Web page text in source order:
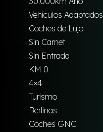
Vehículos Adaptados
Coches de Lujo
Sin Carnet
Sin Entrada
KM 0
4×4
Turismo
Berlinas
Coches GNC